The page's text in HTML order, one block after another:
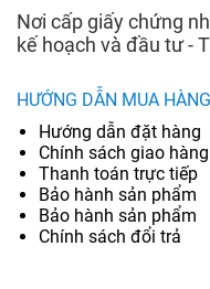
Nơi cấp giấy chứng
kế hoạch và đầu tư -
HƯỚNG DẪN MUA HÀNG
Hướng dẫn đặt hàng
Chính sách giao hàng
Thanh toán trực tiếp
Bảo hành sản phẩm
Bảo hành sản phẩm
Chính sách đổi trả